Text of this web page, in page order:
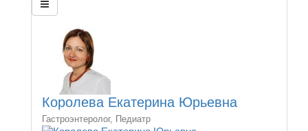
Королева Екатерина Юрьевна
Гастроэнтеролог, Педиатр